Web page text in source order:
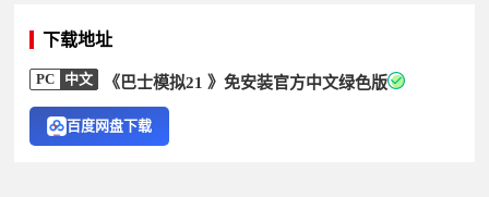
下载地址
PC 中文 《巴士模拟21 》免安装官方中文绿色版
百度网盘下载